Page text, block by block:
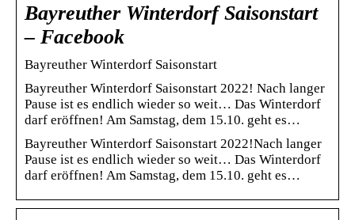
Bayreuther Winterdorf Saisonstart
– Facebook
Bayreuther Winterdorf Saisonstart
Bayreuther Winterdorf Saisonstart 2022! Nach langer
Pause ist es endlich wieder so weit… Das Winterdorf
darf eröffnen! Am Samstag, dem 15.10. geht es…
Bayreuther Winterdorf Saisonstart 2022!Nach langer
Pause ist es endlich wieder so weit… Das Winterdorf
darf eröffnen! Am Samstag, dem 15.10. geht es…